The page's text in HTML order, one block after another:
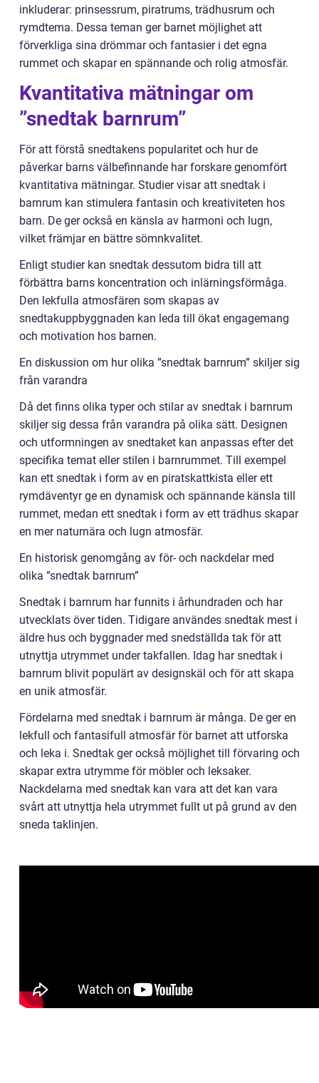
inkluderar: prinsessrum, piratrums, trädhusrum och
rymdtema. Dessa teman ger barnet möjlighet att
förverkliga sina drömmar och fantasier i det egna
rummet och skapar en spännande och rolig atmosfär.
Kvantitativa mätningar om
”snedtak barnrum”
För att förstå snedtakens popularitet och hur de
påverkar barns välbefinnande har forskare genomfört
kvantitativa mätningar. Studier visar att snedtak i
barnrum kan stimulera fantasin och kreativiteten hos
barn. De ger också en känsla av harmoni och lugn,
vilket främjar en bättre sömnkvalitet.
Enligt studier kan snedtak dessutom bidra till att
förbättra barns koncentration och inlärningsförmåga.
Den lekfulla atmosfären som skapas av
snedtakuppbyggnaden kan leda till ökat engagemang
och motivation hos barnen.
En diskussion om hur olika ”snedtak barnrum” skiljer sig
från varandra
Då det finns olika typer och stilar av snedtak i barnrum
skiljer sig dessa från varandra på olika sätt. Designen
och utformningen av snedtaket kan anpassas efter det
specifika temat eller stilen i barnrummet. Till exempel
kan ett snedtak i form av en piratskattkista eller ett
rymdäventyr ge en dynamisk och spännande känsla till
rummet, medan ett snedtak i form av ett trädhus skapar
en mer naturnära och lugn atmosfär.
En historisk genomgång av för- och nackdelar med
olika ”snedtak barnrum”
Snedtak i barnrum har funnits i århundraden och har
utvecklats över tiden. Tidigare användes snedtak mest i
äldre hus och byggnader med snedställda tak för att
utnyttja utrymmet under takfallen. Idag har snedtak i
barnrum blivit populärt av designskäl och för att skapa
en unik atmosfär.
Fördelarna med snedtak i barnrum är många. De ger en
lekfull och fantasifull atmosfär för barnet att utforska
och leka i. Snedtak ger också möjlighet till förvaring och
skapar extra utrymme för möbler och leksaker.
Nackdelarna med snedtak kan vara att det kan vara
svårt att utnyttja hela utrymmet fullt ut på grund av den
sneda taklinjen.